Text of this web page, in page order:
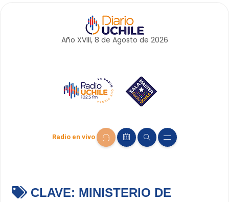
Año XVIII, 8 de Agosto de 2026
Radio en vivo
CLAVE: MINISTERIO DE